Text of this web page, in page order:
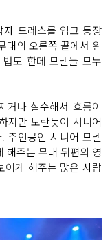
자 드레스를 입고 등장
대의 오른쪽 끝에서 왼
도 한데 모델들 모두
거나 실수해서 흐름이
지만 보란듯이 시니어
주인공인 시니어 모델
해주는 무대 뒤편의 영
이게 해주는 많은 사람